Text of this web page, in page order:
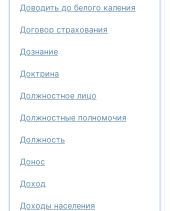
Доводить до белого каления
Договор страхования
Дознание
Доктрина
Должностное лицо
Должностные полномочия
Должность
Донос
Доход
Доходы населения